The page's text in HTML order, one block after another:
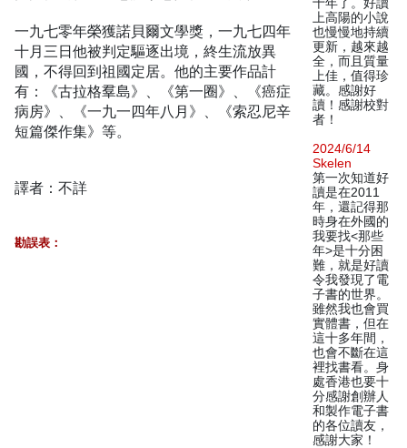
一九七零年榮獲諾貝爾文學獎，一九七四年
十月三日他被判定驅逐出境，終生流放異
國，不得回到祖國定居。他的主要作品計
有：《古拉格羣島》、《第一圈》、《癌症
病房》、《一九一四年八月》、《索忍尼辛
短篇傑作集》等。
譯者：不詳
勘誤表：
上高陽的小說
也慢慢地持續
更新，越來越
全，而且質量
上佳，值得珍
藏。感謝好
讀！感謝校對
者！
2024/6/14
Skelen
第一次知道好
讀是在2011
年，還記得那
時身在外國的
我要找<那些
年>是十分困
難，就是好讀
令我發現了電
子書的世界。
雖然我也會買
實體書，但在
這十多年間，
也會不斷在這
裡找書看。身
處香港也要十
分感謝創辦人
和製作電子書
的各位讀友，
感謝大家！